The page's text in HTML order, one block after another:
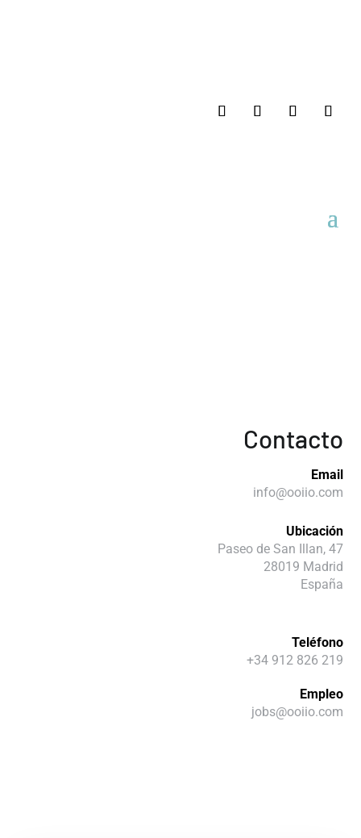
Contacto
Email
info@ooiio.com
Ubicación
Paseo de San Illan, 47
28019 Madrid
España
Teléfono
+34 912 826 219
Empleo
jobs@ooiio.com